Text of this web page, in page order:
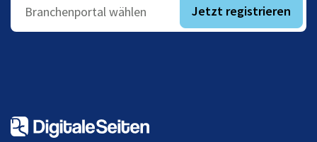
Branchenportal wählen Jetzt registrieren